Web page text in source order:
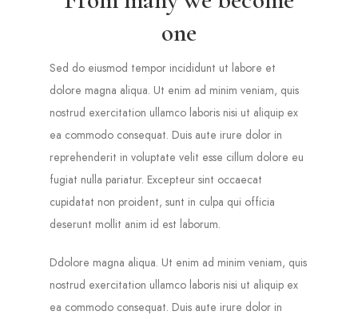
one
Sed do eiusmod tempor incididunt ut labore et
dolore magna aliqua. Ut enim ad minim veniam, quis
nostrud exercitation ullamco laboris nisi ut aliquip ex
ea commodo consequat. Duis aute irure dolor in
reprehenderit in voluptate velit esse cillum dolore eu
fugiat nulla pariatur. Excepteur sint occaecat
cupidatat non proident, sunt in culpa qui officia
deserunt mollit anim id est laborum.
Ddolore magna aliqua. Ut enim ad minim veniam, quis
nostrud exercitation ullamco laboris nisi ut aliquip ex
ea commodo consequat. Duis aute irure dolor in